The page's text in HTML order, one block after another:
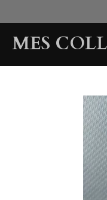
au
contenu
principal
MES